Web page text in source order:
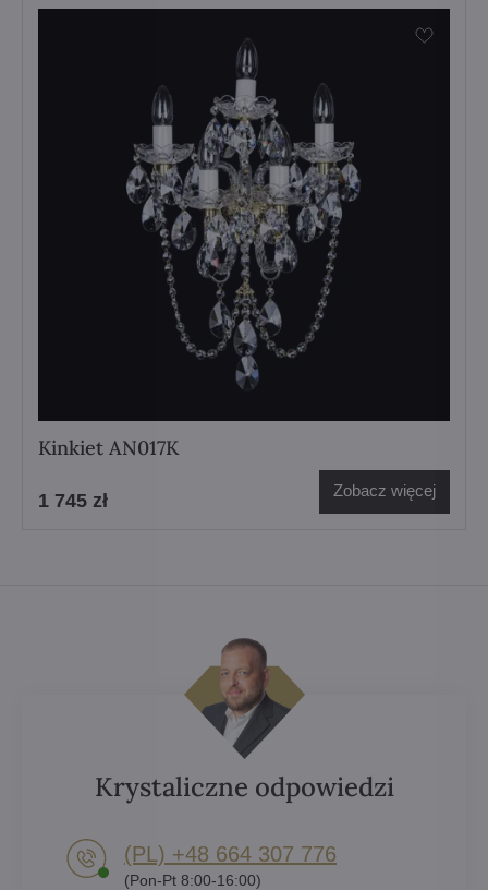
Kinkiet AN017K
1 745 zł Zobacz więcej
Krystaliczne odpowiedzi
(PL) +48 664 307 776
(Pon-Pt 8:00-16:00)